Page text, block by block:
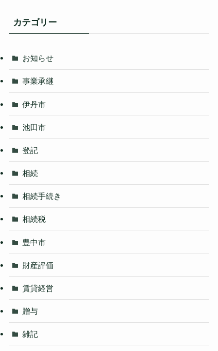
カテゴリー
お知らせ
事業承継
伊丹市
池田市
登記
相続
相続手続き
相続税
豊中市
財産評価
賃貸経営
贈与
雑記